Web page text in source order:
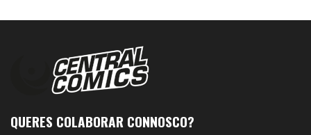
QUERES COLABORAR CONNOSCO?